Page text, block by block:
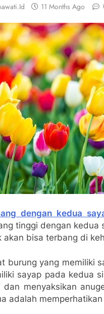
11 Months Ago
dengan kedua
tinggi dengan kedua
akan bisa terbang di
burung yang memiliki
sayap pada kedua
dan menyaksikan
adalah